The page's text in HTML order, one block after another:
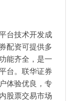
台技术开发成
配资可提供多
能齐全，是一
台。联华证券
体验优良，专
股票交易市场